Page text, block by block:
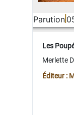
Parution
Les
Merlette
Éditeur :